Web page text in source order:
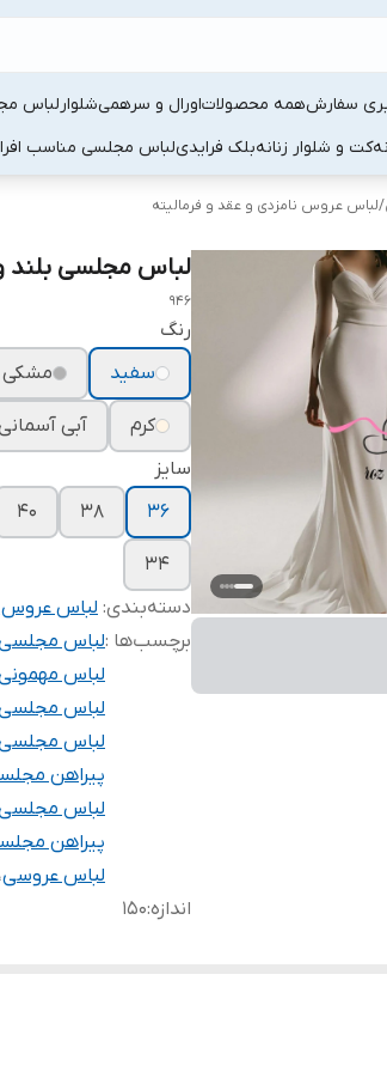
سفارشهمه محصولاتاورال و سرهمیشلوارلباس
کت و شلوار زنانهبلک فرایدیلباس مجلسی مناسب
/لباس عروس نامزدی و عقد و فرمالیته
لباس مجلسی بلند و
946
رنگ
سفید
مشکی
کرم
آبی
سایز
۳۶
۳۸ ۴۰
۳۴
دسته‌بندی: لباس عروس
برچسب‌ها :لباس مجلسی
لباس
لباس مجلسی
لباس
پیراهن
لباس
پیراهن
لباس عروسی،
اندازه:۱۵۰